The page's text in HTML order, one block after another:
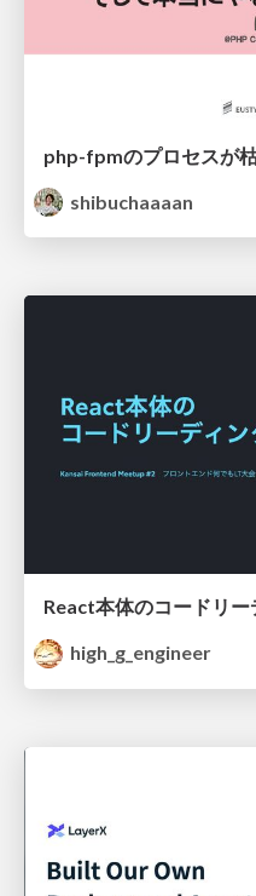
shibuchaaaan
React本体のコードリー
high_g_engineer